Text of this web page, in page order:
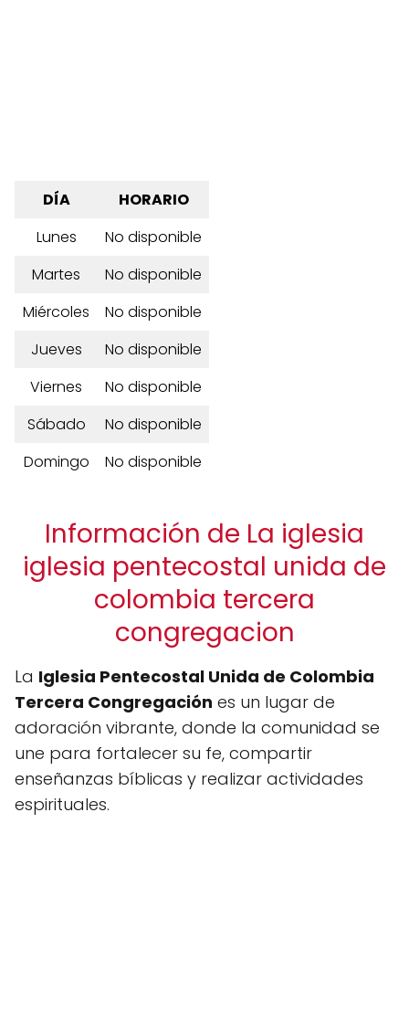
DÍA
HORARIO
Lunes
No disponible
Martes
No disponible
Miércoles
No disponible
Jueves
No disponible
Viernes
No disponible
Sábado
No disponible
Domingo
No disponible
Información de La iglesia
iglesia pentecostal unida de
colombia tercera
congregacion
La Iglesia Pentecostal Unida de Colombia
Tercera Congregación es un lugar de
adoración vibrante, donde la comunidad se
une para fortalecer su fe, compartir
enseñanzas bíblicas y realizar actividades
espirituales.